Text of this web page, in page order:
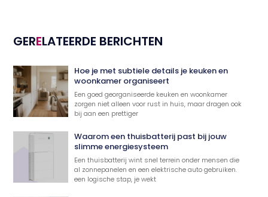
GERELATEERDE BERICHTEN
Hoe je met subtiele details je keuken en
woonkamer organiseert
Een goed georganiseerde keuken en woonkamer
zorgen niet alleen voor rust in huis, maar dragen ook
bij aan een prettiger
Waarom een thuisbatterij past bij jouw
slimme energiesysteem
Een thuisbatterij wint snel terrein onder mensen die
al zonnepanelen en een elektrische auto gebruiken.
een logische stap, je wekt